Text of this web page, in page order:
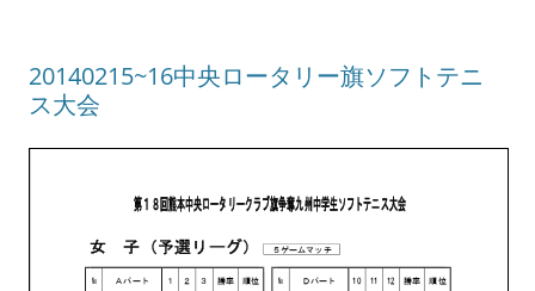
20140215~16中央ロータリー旗ソフトテニ
ス大会